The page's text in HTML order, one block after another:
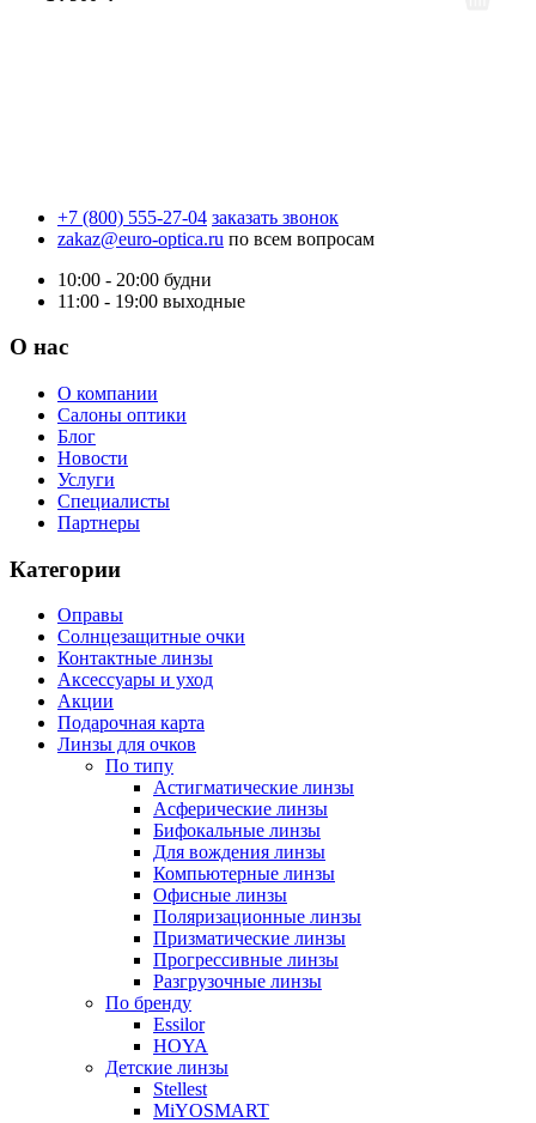
+7 (800) 555-27-04 заказать звонок
zakaz@euro-optica.ru по всем вопросам
10:00 - 20:00 будни
11:00 - 19:00 выходные
О нас
О компании
Салоны оптики
Блог
Новости
Услуги
Специалисты
Партнеры
Категории
Оправы
Солнцезащитные очки
Контактные линзы
Аксессуары и уход
Акции
Подарочная карта
Линзы для очков
По типу
Астигматические линзы
Асферические линзы
Бифокальные линзы
Для вождения линзы
Компьютерные линзы
Офисные линзы
Поляризационные линзы
Призматические линзы
Прогрессивные линзы
Разгрузочные линзы
По бренду
Essilor
HOYA
Детские линзы
Stellest
MiYOSMART